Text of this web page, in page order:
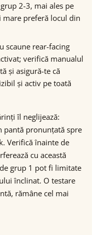
2-3, mai ales pe
preferă locul din
rear-facing
verifică manualul
și asigură-te că
și activ pe toată
îl neglijează:
pantă pronunțată spre
Verifică înainte de
cu această
grup 1 pot fi limitate
înclinat. O testare
rămâne cel mai